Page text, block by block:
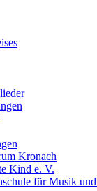
Kronach
Kind e. V.
für Musik